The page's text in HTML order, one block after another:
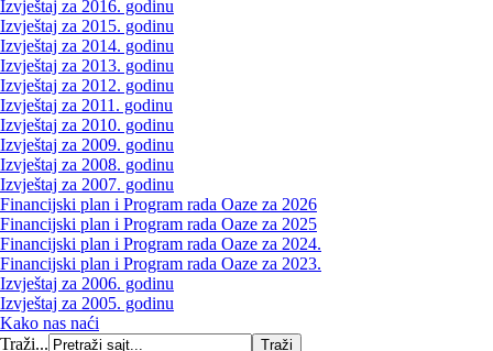
Izvještaj za 2016. godinu
Izvještaj za 2015. godinu
Izvještaj za 2014. godinu
Izvještaj za 2013. godinu
Izvještaj za 2012. godinu
Izvještaj za 2011. godinu
Izvještaj za 2010. godinu
Izvještaj za 2009. godinu
Izvještaj za 2008. godinu
Izvještaj za 2007. godinu
Financijski plan i Program rada Oaze za 2026
Financijski plan i Program rada Oaze za 2025
Financijski plan i Program rada Oaze za 2024.
Financijski plan i Program rada Oaze za 2023.
Izvještaj za 2006. godinu
Izvještaj za 2005. godinu
Kako nas naći
Traži...